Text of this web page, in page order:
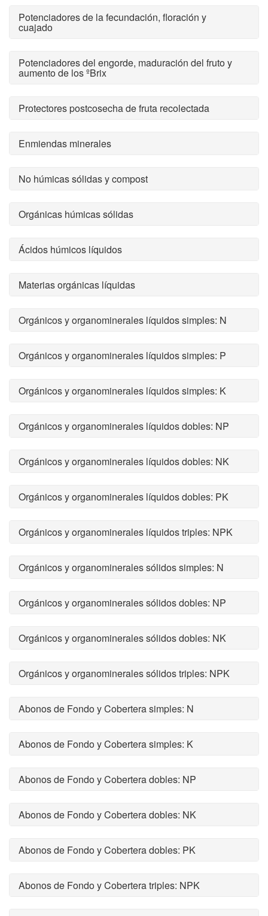
Potenciadores de la fecundación, floración y
cuajado
Potenciadores del engorde, maduración del fruto y
aumento de los ºBrix
Protectores postcosecha de fruta recolectada
Enmiendas minerales
No húmicas sólidas y compost
Orgánicas húmicas sólidas
Ácidos húmicos líquidos
Materias orgánicas líquidas
Orgánicos y organominerales líquidos simples: N
Orgánicos y organominerales líquidos simples: P
Orgánicos y organominerales líquidos simples: K
Orgánicos y organominerales líquidos dobles: NP
Orgánicos y organominerales líquidos dobles: NK
Orgánicos y organominerales líquidos dobles: PK
Orgánicos y organominerales líquidos triples: NPK
Orgánicos y organominerales sólidos simples: N
Orgánicos y organominerales sólidos dobles: NP
Orgánicos y organominerales sólidos dobles: NK
Orgánicos y organominerales sólidos triples: NPK
Abonos de Fondo y Cobertera simples: N
Abonos de Fondo y Cobertera simples: K
Abonos de Fondo y Cobertera dobles: NP
Abonos de Fondo y Cobertera dobles: NK
Abonos de Fondo y Cobertera dobles: PK
Abonos de Fondo y Cobertera triples: NPK